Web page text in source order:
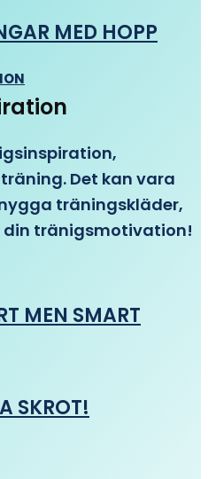
MED HOPP
Det kan vara
träningskläder,
din tränigsmotivation!
MEN SMART
SKROT!